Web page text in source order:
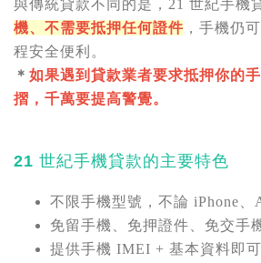
與傳統貸款不同的是，21 世紀手機
機、不需要抵押任何證件 ，手機仍
程安全便利。
＊ 如果遇到貸款業者要求抵押你的
摺，千萬要提高警覺。
21 世紀手機貸款的主要特色
不限手機型號，不論 iPhone
免留手機、免押證件、免交手
提供手機 IMEI + 基本資料即